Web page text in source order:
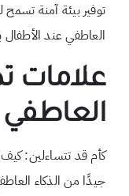
توفير بيئة آمنة تسمح
العاطفي عند
علامات
العاطفي
كأم قد تتساءلين:
جيدًا من الذكاء